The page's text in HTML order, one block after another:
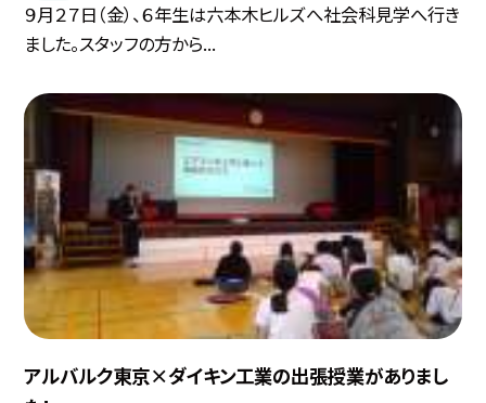
９月２７日（金）、６年生は六本木ヒルズへ社会科見学へ行き
ました。スタッフの方から...
アルバルク東京×ダイキン工業の出張授業がありまし